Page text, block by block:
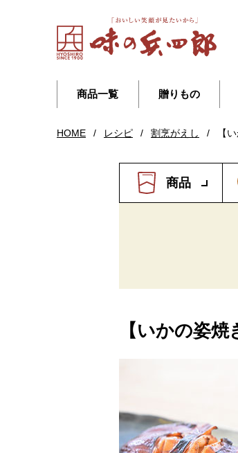
商品一覧 贈りもの
HOME / レシピ / 割烹がえし / 【
商品
【いかの姿焼